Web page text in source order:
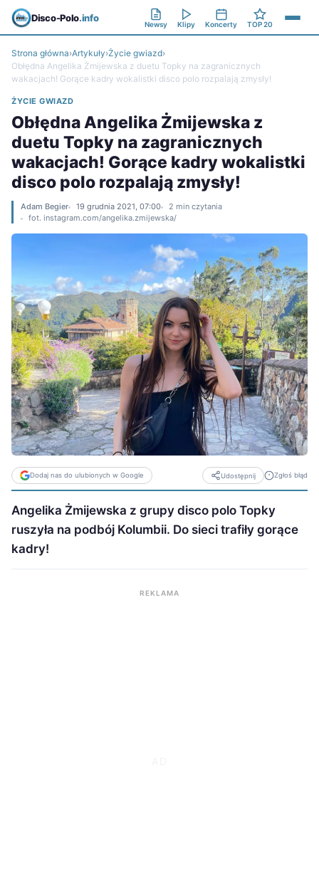
Disco-Polo.info
Newsy Klipy Koncerty TOP 20
Strona główna›Artykuły›Życie gwiazd›
Obłędna Angelika Żmijewska z duetu Topky na zagranicznych
wakacjach! Gorące kadry wokalistki disco polo rozpalają zmysły!
ŻYCIE GWIAZD
Obłędna Angelika Żmijewska z
duetu Topky na zagranicznych
wakacjach! Gorące kadry wokalistki
disco polo rozpalają zmysły!
Adam Begier 19 grudnia 2021, 07:00
2 min czytania
fot. instagram.com/angelika.zmijewska/
Dodaj nas do ulubionych w Google Udostępnij Zgłoś błąd
Angelika Żmijewska z grupy disco polo Topky
ruszyła na podbój Kolumbii. Do sieci trafiły gorące
kadry!
REKLAMA